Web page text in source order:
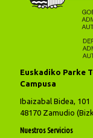
Euskadiko Parke
Campusa
Ibaizabal Bidea, 101
48170 Zamudio
Nuestros Servicios